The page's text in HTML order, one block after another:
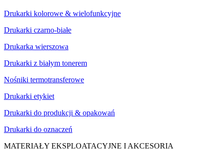
Drukarki kolorowe & wielofunkcyjne
Drukarki czarno-białe
Drukarka wierszowa
Drukarki z białym tonerem
Nośniki termotransferowe
Drukarki etykiet
Drukarki do produkcji & opakowań
Drukarki do oznaczeń
MATERIAŁY EKSPLOATACYJNE I AKCESORIA